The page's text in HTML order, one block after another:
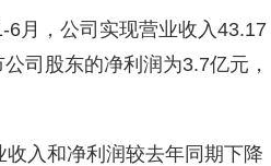
月，公司实现营业收入43.17
司股东的净利润为3.7亿元，
入和净利润较去年同期下降